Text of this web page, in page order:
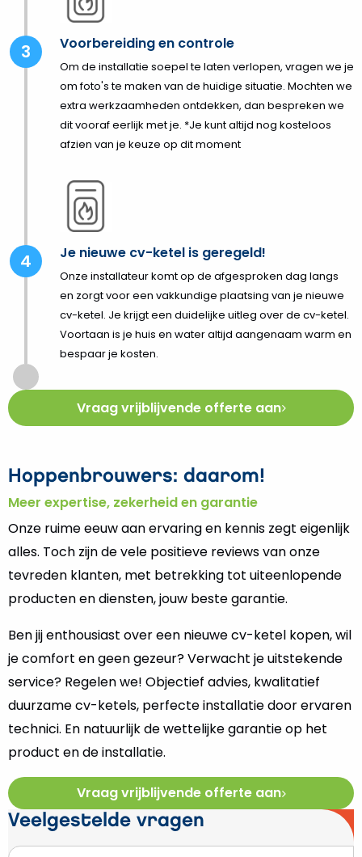
Voorbereiding en controle
Om de installatie soepel te laten verlopen, vragen we je
om foto's te maken van de huidige situatie. Mochten we
extra werkzaamheden ontdekken, dan bespreken we
dit vooraf eerlijk met je. *Je kunt altijd nog kosteloos
afzien van je keuze op dit moment
Je nieuwe cv-ketel is geregeld!
Onze installateur komt op de afgesproken dag langs
en zorgt voor een vakkundige plaatsing van je nieuwe
cv-ketel. Je krijgt een duidelijke uitleg over de cv-ketel.
Voortaan is je huis en water altijd aangenaam warm en
bespaar je kosten.
Vraag vrijblijvende offerte aan
Hoppenbrouwers: daarom!
Meer expertise, zekerheid en garantie
Onze ruime eeuw aan ervaring en kennis zegt eigenlijk
alles. Toch zijn de vele positieve reviews van onze
tevreden klanten, met betrekking tot uiteenlopende
producten en diensten, jouw beste garantie.
Ben jij enthousiast over een nieuwe cv-ketel kopen, wil
je comfort en geen gezeur? Verwacht je uitstekende
service? Regelen we! Objectief advies, kwalitatief
duurzame cv-ketels, perfecte installatie door ervaren
technici. En natuurlijk de wettelijke garantie op het
product en de installatie.
Vraag vrijblijvende offerte aan
Veelgestelde vragen